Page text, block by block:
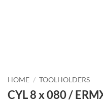
HOME / TOOLHOLDERS
CYL 8 x 080 /